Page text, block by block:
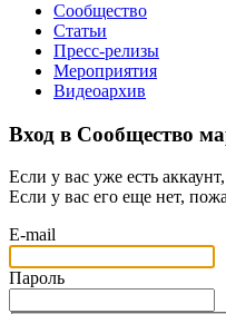
Сообщество
Статьи
Пресс-релизы
Мероприятия
Видеоархив
Вход в Сообщество
Если у вас уже есть
Если у вас его еще нет,
E-mail
Пароль